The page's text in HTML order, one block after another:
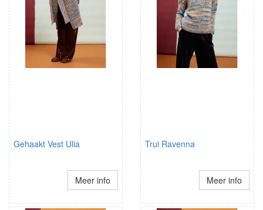
Gehaakt Vest Ulia
Meer info
Trui Ravenna
Meer info